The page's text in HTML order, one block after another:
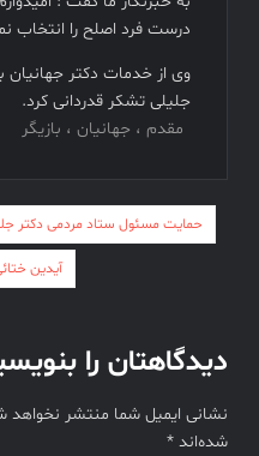
درست فرد اصلح را انتخاب
وی از خدمات دکتر
جلیلی تشکر قدردانی کرد.
مقدم ، جهانیان ، بازیگر
راهبری
حمایت مسئول ستاد مردمی دکتر
آیدین
دیدگاهتان را
نشانی ایمیل شما منتشر نخواهد
شده‌اند*